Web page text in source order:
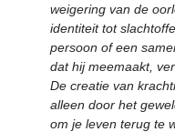
weigering van de
identiteit tot
persoon of een
dat hij meemaakt,
De creatie van
alleen door het
om je leven terug te